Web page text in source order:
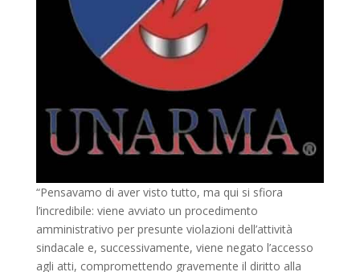
“Pensavamo di aver visto tutto, ma qui si sfiora
l’incredibile: viene avviato un procedimento
amministrativo per presunte violazioni dell’attività
sindacale e, successivamente, viene negato l’accesso
agli atti, compromettendo gravemente il diritto alla